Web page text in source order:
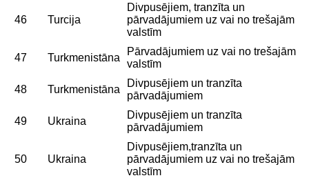
46 Turcija
Divpusējiem, tranzīta un
pārvadājumiem uz vai no trešajām
valstīm
47 Turkmenistāna
Pārvadājumiem uz vai no trešajām
valstīm
48 Turkmenistāna
Divpusējiem un tranzīta
pārvadājumiem
49 Ukraina
Divpusējiem un tranzīta
pārvadājumiem
50 Ukraina
Divpusējiem,tranzīta un
pārvadājumiem uz vai no trešajām
valstīm